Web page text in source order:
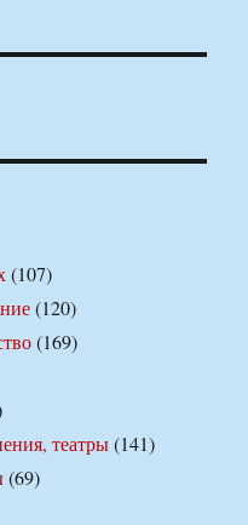
(107)
(120)
(169)
театры(141)
(69)